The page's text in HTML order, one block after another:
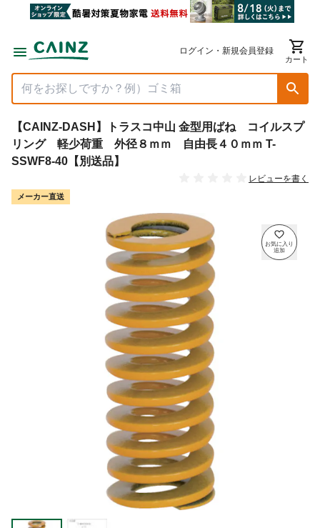
ログイン・新規会員登録
カート
【CAINZ-DASH】トラスコ中山 金型用ばね コイルスプ
リング 軽少荷重 外径８ｍｍ 自由長４０ｍｍ T-
SSWF8-40【別送品】
レビューを書く
メーカー直送